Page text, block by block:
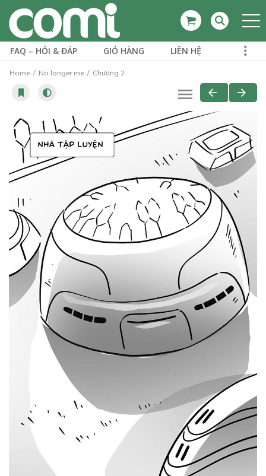
FAQ – HỎI & ĐÁP GIỎ HÀNG LIÊN HỆ
Home No longer me Chương 2